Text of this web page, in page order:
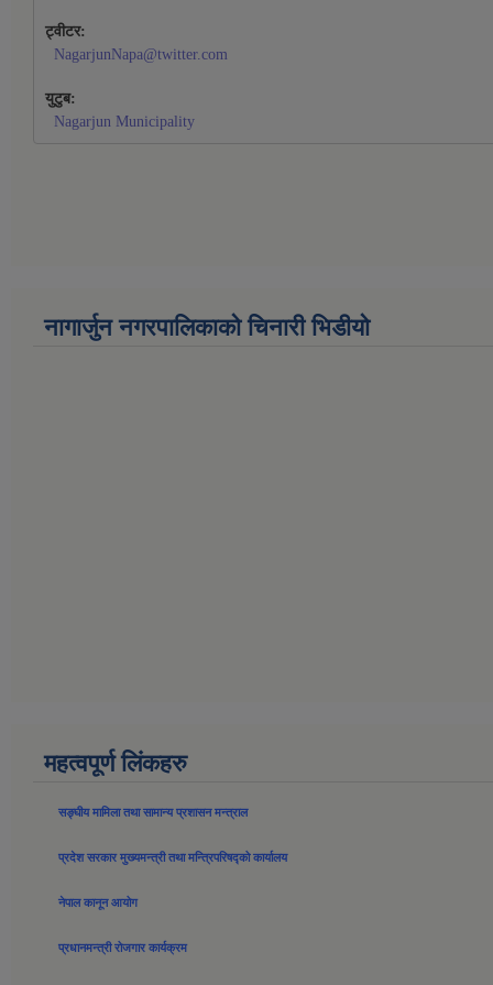
ट्वीटर:
NagarjunNapa@twitter.com
युटुब:
Nagarjun Municipality
नागार्जुन नगरपालिकाको चिनारी भिडीयो
महत्वपूर्ण लिंकहरु
सङ्घीय मामिला तथा सामान्य प्रशासन मन्त्राल
प्रदेश सरकार मुख्यमन्त्री तथा मन्त्रिपरिषद्को कार्यालय
नेपाल कानून आयोग
प्रधानमन्त्री रोजगार कार्यक्रम